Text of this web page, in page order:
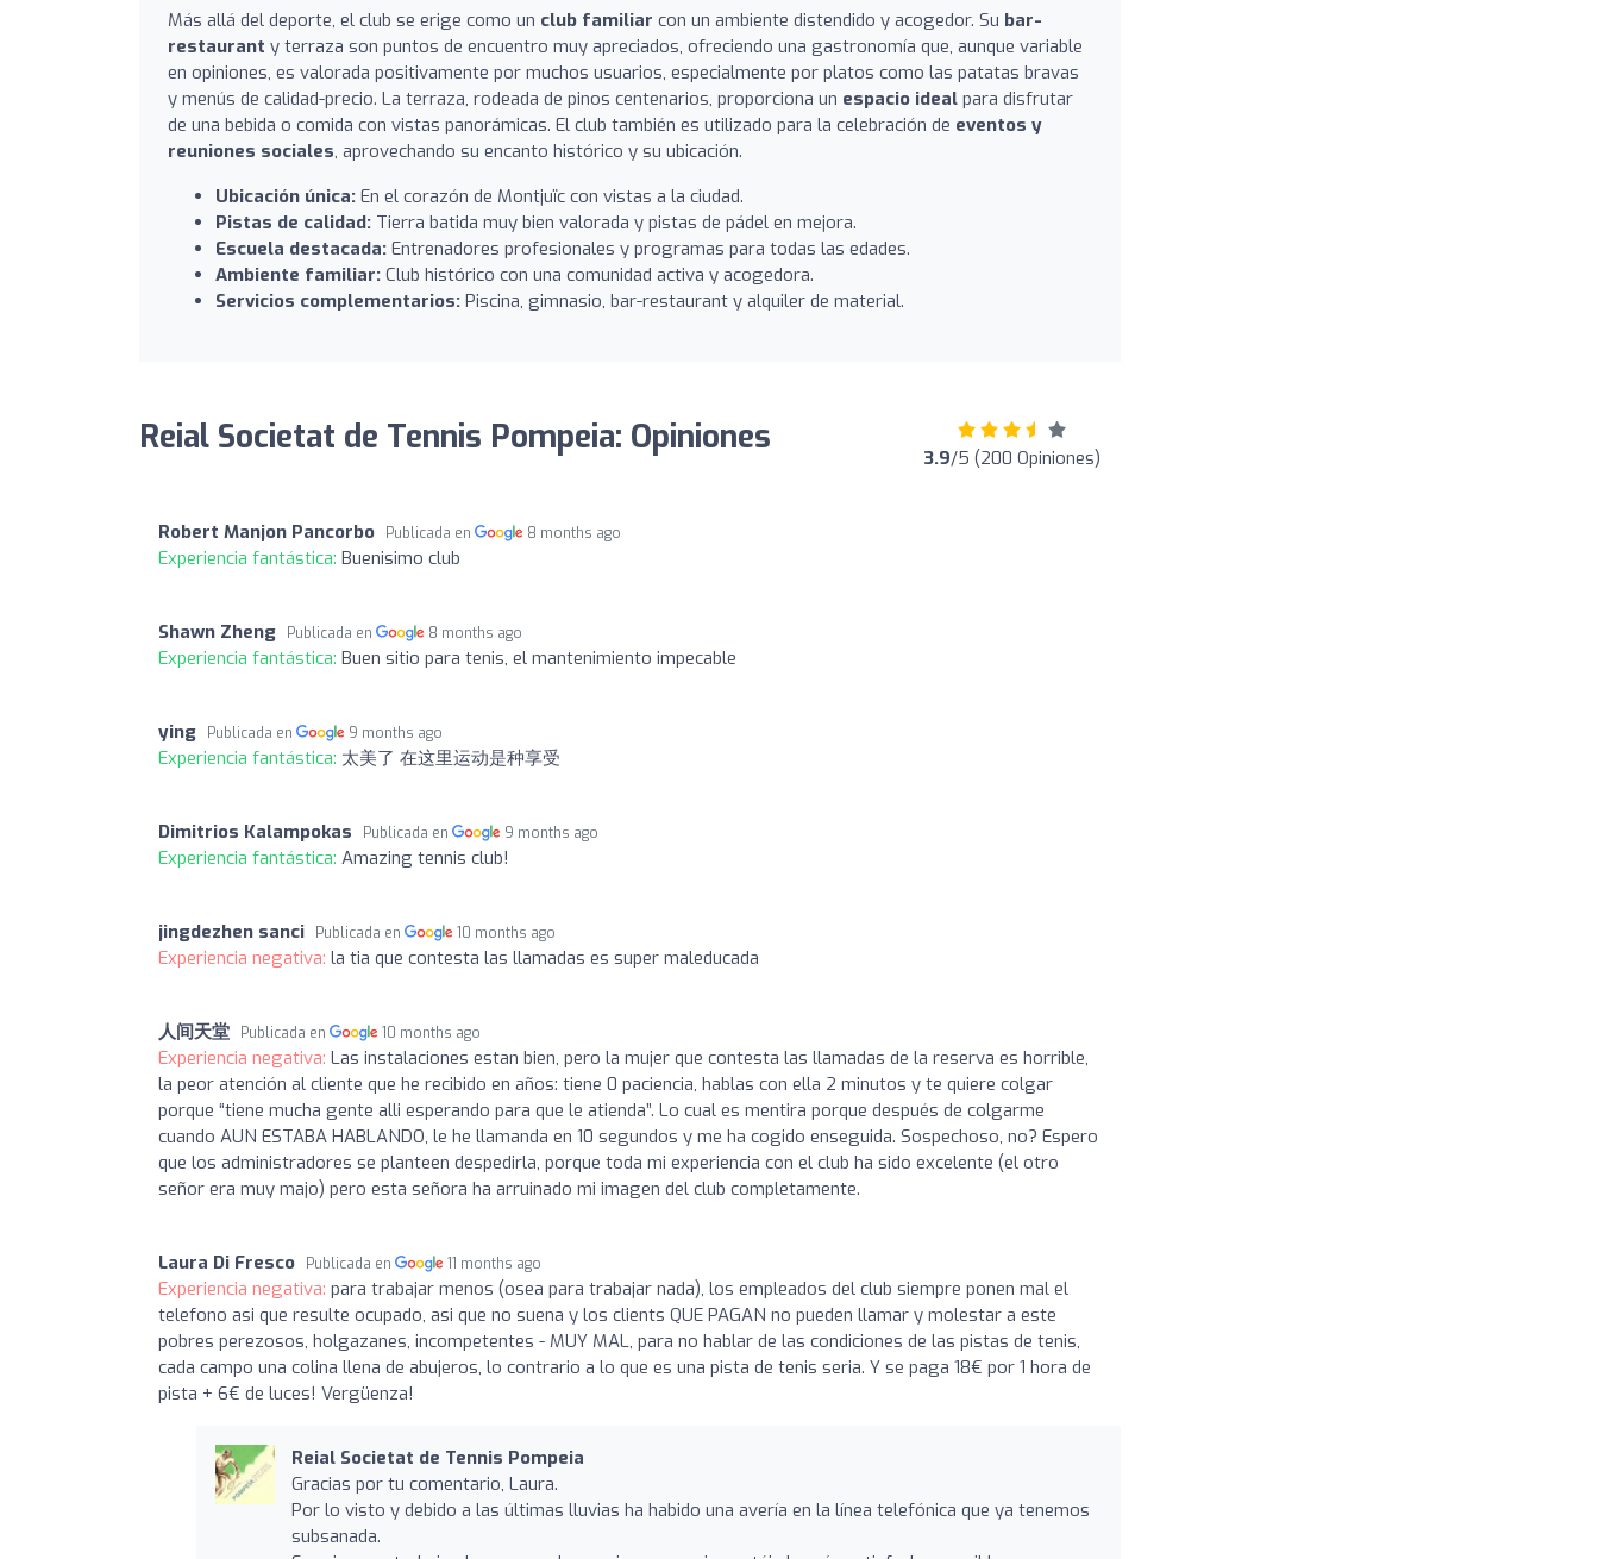
Más allá del deporte, el club se erige como un club familiar con un ambiente distendido y acogedor. Su bar-
restaurant y terraza son puntos de encuentro muy apreciados, ofreciendo una gastronomía que, aunque variable
en opiniones, es valorada positivamente por muchos usuarios, especialmente por platos como las patatas bravas
y menús de calidad-precio. La terraza, rodeada de pinos centenarios, proporciona un espacio ideal para disfrutar
de una bebida o comida con vistas panorámicas. El club también es utilizado para la celebración de eventos y
reuniones sociales, aprovechando su encanto histórico y su ubicación.
Ubicación única: En el corazón de Montjuïc con vistas a la ciudad.
Pistas de calidad: Tierra batida muy bien valorada y pistas de pádel en mejora.
Escuela destacada: Entrenadores profesionales y programas para todas las edades.
Ambiente familiar: Club histórico con una comunidad activa y acogedora.
Servicios complementarios: Piscina, gimnasio, bar-restaurant y alquiler de material.
Reial Societat de Tennis Pompeia: Opiniones 3.9/5 (200 Opiniones)
Robert Manjon Pancorbo Publicada en 8 months ago
Experiencia fantástica: Buenisimo club
Shawn Zheng Publicada en 8 months ago
Experiencia fantástica: Buen sitio para tenis, el mantenimiento impecable
ying Publicada en 9 months ago
Experiencia fantástica: 太美了 在这里运动是种享受
Dimitrios Kalampokas Publicada en 9 months ago
Experiencia fantástica: Amazing tennis club!
jingdezhen sanci Publicada en 10 months ago
Experiencia negativa: la tia que contesta las llamadas es super maleducada
人间天堂 Publicada en 10 months ago
Experiencia negativa: Las instalaciones estan bien, pero la mujer que contesta las llamadas de la reserva es horrible,
la peor atención al cliente que he recibido en años: tiene 0 paciencia, hablas con ella 2 minutos y te quiere colgar
porque “tiene mucha gente alli esperando para que le atienda”. Lo cual es mentira porque después de colgarme
cuando AUN ESTABA HABLANDO, le he llamanda en 10 segundos y me ha cogido enseguida. Sospechoso, no? Espero
que los administradores se planteen despedirla, porque toda mi experiencia con el club ha sido excelente (el otro
señor era muy majo) pero esta señora ha arruinado mi imagen del club completamente.
Laura Di Fresco Publicada en 11 months ago
Experiencia negativa: para trabajar menos (osea para trabajar nada), los empleados del club siempre ponen mal el
telefono asi que resulte ocupado, asi que no suena y los clients QUE PAGAN no pueden llamar y molestar a este
pobres perezosos, holgazanes, incompetentes - MUY MAL, para no hablar de las condiciones de las pistas de tenis,
cada campo una colina llena de abujeros, lo contrario a lo que es una pista de tenis seria. Y se paga 18€ por 1 hora de
pista + 6€ de luces! Vergüenza!
Reial Societat de Tennis Pompeia
Gracias por tu comentario, Laura.
Por lo visto y debido a las últimas lluvias ha habido una avería en la línea telefónica que ya tenemos
subsanada.